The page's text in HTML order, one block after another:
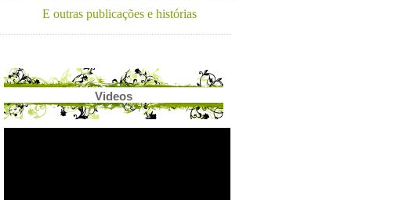
E outras publicações e histórias
Videos